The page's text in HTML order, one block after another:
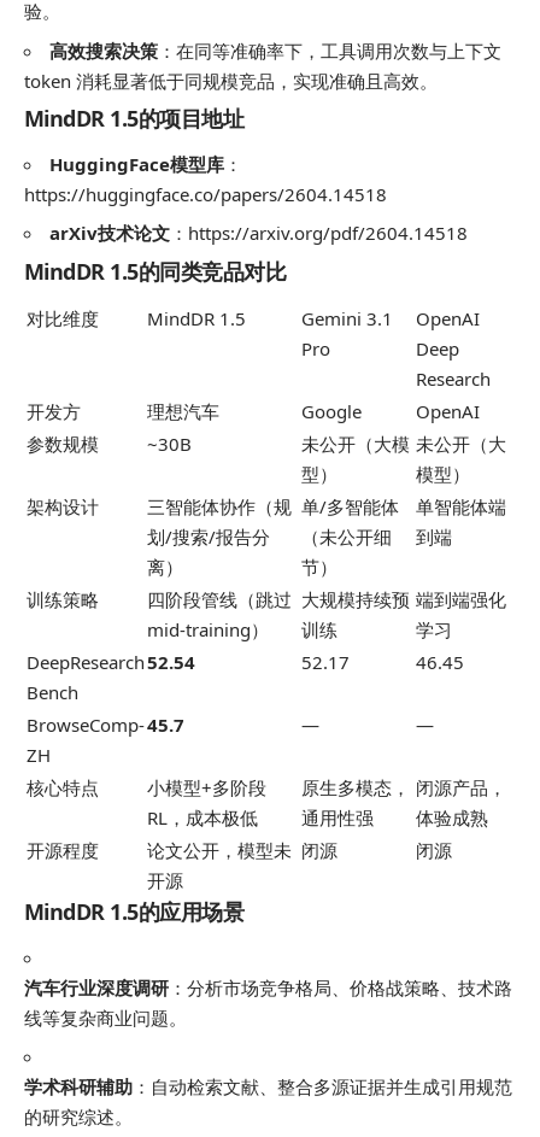
验。
高效搜索决策 ：在同等准确率下，工具调用次数与上下文
token 消耗显著低于同规模竞品，实现准确且高效。
MindDR 1.5的项目地址
HuggingFace模型库 ：
https://huggingface.co/papers/2604.14518
arXiv技术论文 ：https://arxiv.org/pdf/2604.14518
MindDR 1.5的同类竞品对比
对比维度 MindDR 1.5
Gemini 3.1
Pro
OpenAI
Deep
Research
开发方
理想汽车 Google
OpenAI
参数规模
~30B
未公开（大模
型）
未公开（大
模型）
架构设计
三智能体协作（规
划/搜索/报告分
离）
单/多智能体
（未公开细
节）
单智能体端
到端
训练策略
四阶段管线（跳过
mid-training）
大规模持续预
训练
端到端强化
学习
DeepResearch
Bench
52.54 52.17 46.45
BrowseComp-
ZH
45.7 — —
核心特点
小模型+多阶段
RL，成本极低
原生多模态，
通用性强
闭源产品，
体验成熟
开源程度
论文公开，模型未
开源
闭源 闭源
MindDR 1.5的应用场景
汽车行业深度调研 ：分析市场竞争格局、价格战策略、技术路
线等复杂商业问题。
学术科研辅助 ：自动检索文献、整合多源证据并生成引用规范
的研究综述。